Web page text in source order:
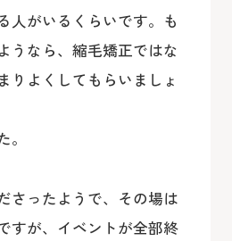
人がいるくらいです。も
うなら、縮毛矯正ではな
りよくしてもらいましょ
さったようで、その場は
すが、イベントが全部終